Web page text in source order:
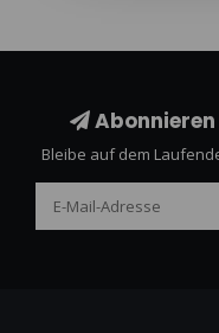
Bleibe auf dem